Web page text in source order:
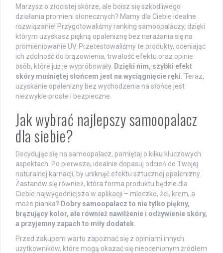
Marzysz o złocistej skórze, ale boisz się szkodliwego
działania promieni słonecznych? Mamy dla Ciebie idealne
rozwiązanie! Przygotowaliśmy ranking samoopalaczy, dzięki
którym uzyskasz piękną opaleniznę bez narażania się na
promieniowanie UV. Przetestowaliśmy te produkty, oceniając
ich zdolność do brązowienia, trwałość efektu oraz opinie
osób, które już je wypróbowały. Dzięki nim, szybki efekt
skóry muśniętej słońcem jest na wyciągnięcie ręki. Teraz,
uzyskanie opalenizny bez wychodzenia na słońce jest
niezwykle proste i bezpieczne.
Jak wybrać najlepszy samoopalacz
dla siebie?
Decydując się na samoopalacz, pamiętaj o kilku kluczowych
aspektach. Po pierwsze, idealnie dopasuj odcień do Twojej
naturalnej karnacji, by uniknąć efektu sztucznej opalenizny.
Zastanów się również, która forma produktu będzie dla
Ciebie najwygodniejsza w aplikacji – mleczko, żel, krem, a
może pianka? Dobry samoopalacz to nie tylko piękny,
brązujący kolor, ale również nawilżenie i odżywienie skóry,
a przyjemny zapach to miły dodatek.
Przed zakupem warto zapoznać się z opiniami innych
użytkowników, które mogą okazać się nieocenionym źródłem